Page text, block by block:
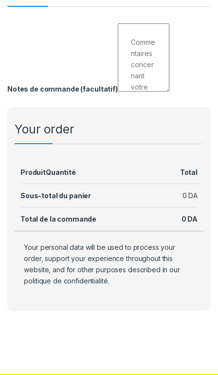
Notes de commande (facultatif)
Your order
ProduitQuantité Total
Sous-total du panier 0 DA
Total de la commande 0 DA
Your personal data will be used to process your
order, support your experience throughout this
website, and for other purposes described in our
politique de confidentialité.